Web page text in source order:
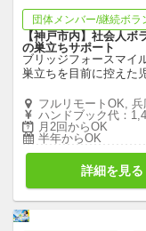
団体メンバー/継続ボラ
【神戸市内】社会人
の巣立ちサポート
ブリッジフォースマイ
巣立ちを目前に控えた
フルリモートOK,
ハンドブック代：
月2回からOK
半年からOK
詳細を見る